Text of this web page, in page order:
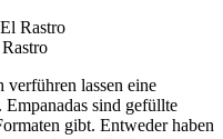
lassen eine
sind gefüllte
gibt. Entweder haben